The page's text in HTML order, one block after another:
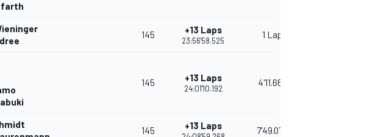
145 +13 Laps
23:56'58.525
1 Lap
145 +13 Laps
24:01'10.192
4'11.667
145 +13 Laps 7'49.076